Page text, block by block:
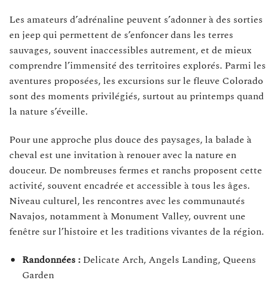
Les amateurs d’adrénaline peuvent s’adonner à des sorties
en jeep qui permettent de s’enfoncer dans les terres
sauvages, souvent inaccessibles autrement, et de mieux
comprendre l’immensité des territoires explorés. Parmi les
aventures proposées, les excursions sur le fleuve Colorado
sont des moments privilégiés, surtout au printemps quand
la nature s’éveille.
Pour une approche plus douce des paysages, la balade à
cheval est une invitation à renouer avec la nature en
douceur. De nombreuses fermes et ranchs proposent cette
activité, souvent encadrée et accessible à tous les âges.
Niveau culturel, les rencontres avec les communautés
Navajos, notamment à Monument Valley, ouvrent une
fenêtre sur l’histoire et les traditions vivantes de la région.
Randonnées :Delicate Arch, Angels Landing, Queens
Garden